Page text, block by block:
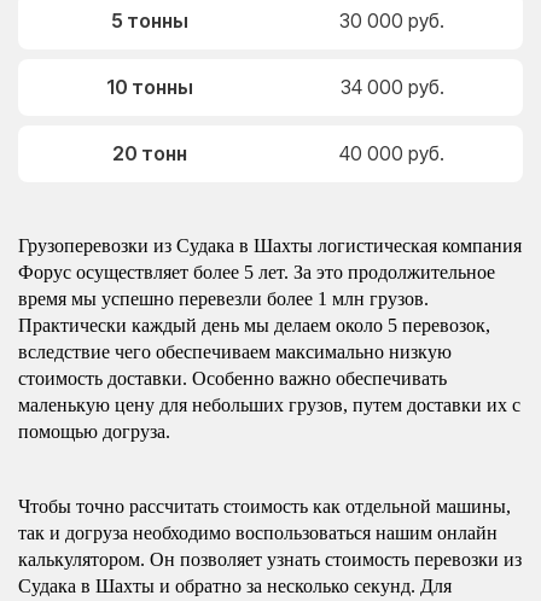
5 тонны 30 000 руб.
10 тонны 34 000 руб.
20 тонн 40 000 руб.
Грузоперевозки из Судака в Шахты логистическая компания
Форус осуществляет более 5 лет. За это продолжительное
время мы успешно перевезли более 1 млн грузов.
Практически каждый день мы делаем около 5 перевозок,
вследствие чего обеспечиваем максимально низкую
стоимость доставки. Особенно важно обеспечивать
маленькую цену для небольших грузов, путем доставки их с
помощью догруза.
Чтобы точно рассчитать стоимость как отдельной машины,
так и догруза необходимо воспользоваться нашим онлайн
калькулятором. Он позволяет узнать стоимость перевозки из
Судака в Шахты и обратно за несколько секунд. Для